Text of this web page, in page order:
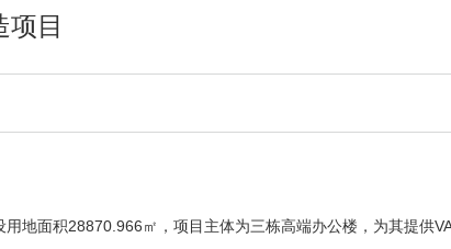
目
地面积28870.966㎡，项目主体为三栋高端办公楼，为其提供